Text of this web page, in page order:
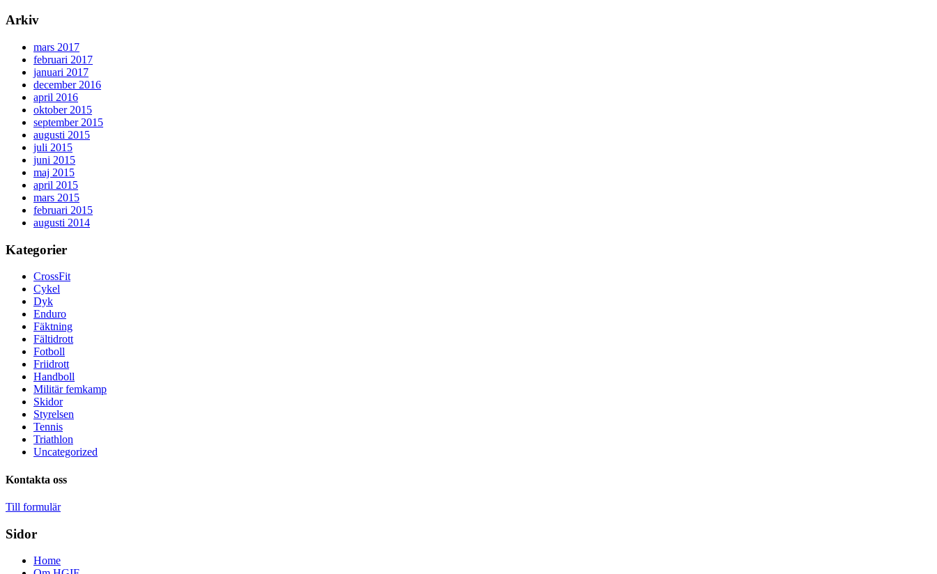
Arkiv
mars 2017
februari 2017
januari 2017
december 2016
april 2016
oktober 2015
september 2015
augusti 2015
juli 2015
juni 2015
maj 2015
april 2015
mars 2015
februari 2015
augusti 2014
Kategorier
CrossFit
Cykel
Dyk
Enduro
Fäktning
Fältidrott
Fotboll
Friidrott
Handboll
Militär femkamp
Skidor
Styrelsen
Tennis
Triathlon
Uncategorized
Kontakta oss
Till formulär
Sidor
Home